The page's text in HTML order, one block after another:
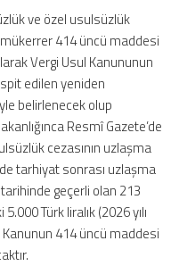
ve özel usulsüzlük
mükerrer 414 üncü maddesi
Vergi Usul Kanununun
edilen yeniden
belirlenecek olup
Resmî Gazete’de
cezasının uzlaşma
tarhiyat sonrası uzlaşma
geçerli olan 213
Türk liralık (2026 yılı
Kanunun 414 üncü maddesi